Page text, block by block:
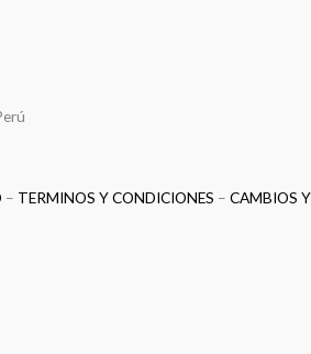
– TERMINOS Y CONDICIONES – CAMBIOS Y